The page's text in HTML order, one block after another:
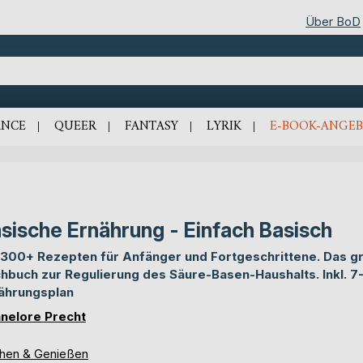
Über BoD
QUEER FANTASY LYRIK E-BOOK-
Ernährung - Einfach Basisch
Rezepten für Anfänger und Fortgeschrittene. Das
zur Regulierung des Säure-Basen-Haushalts. Inkl.
Precht
& Genießen